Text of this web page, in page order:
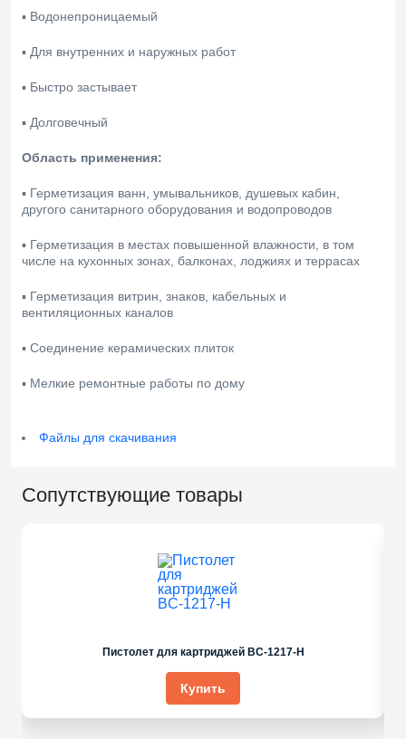
▪ Водонепроницаемый
▪ Для внутренних и наружных работ
▪ Быстро застывает
▪ Долговечный
Область применения:
▪ Герметизация ванн, умывальников, душевых кабин,
другого санитарного оборудования и водопроводов
▪ Герметизация в местах повышенной влажности, в том
числе на кухонных зонах, балконах, лоджиях и террасах
▪ Герметизация витрин, знаков, кабельных и
вентиляционных каналов
▪ Соединение керамических плиток
▪ Мелкие ремонтные работы по дому
Файлы для скачивания
Сопутствующие товары
Пистолет для картриджей BC-1217-H
Купить